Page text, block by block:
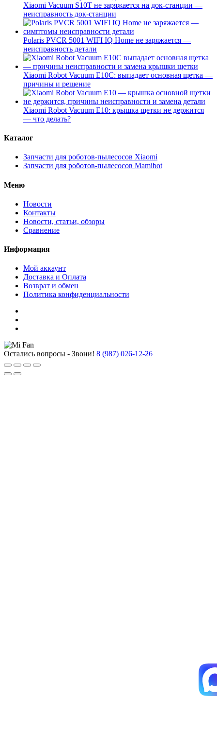
Xiaomi Vacuum S10T не заряжается на док-станции —
неисправность док-станции
Polaris PVCR 5001 WIFI IQ Home не заряжается —
неисправность детали
Xiaomi Robot Vacuum E10C: выпадает основная щетка —
причины и решение
Xiaomi Robot Vacuum E10: крышка щетки не держится
— что делать?
Каталог
Запчасти для роботов-пылесосов Xiaomi
Запчасти для роботов-пылесосов Mamibot
Меню
Новости
Контакты
Новости, статьи, обзоры
Сравнение
Информация
Мой аккаунт
Доставка и Оплата
Возврат и обмен
Политика конфиденциальности
Остались вопросы - Звони! 8 (987) 026-12-26